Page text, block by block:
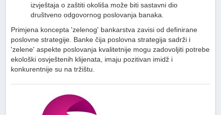
izvještaja o zaštiti okoliša može biti sastavni dio
društveno odgovornog poslovanja banaka.
Primjena koncepta 'zelenog' bankarstva zavisi od definirane
poslovne strategije. Banke čija poslovna strategija sadrži i
'zelene' aspekte poslovanja kvalitetnije mogu zadovoljiti potrebe
ekološki osvještenih klijenata, imaju pozitivan imidž i
konkurentnije su na tržištu.